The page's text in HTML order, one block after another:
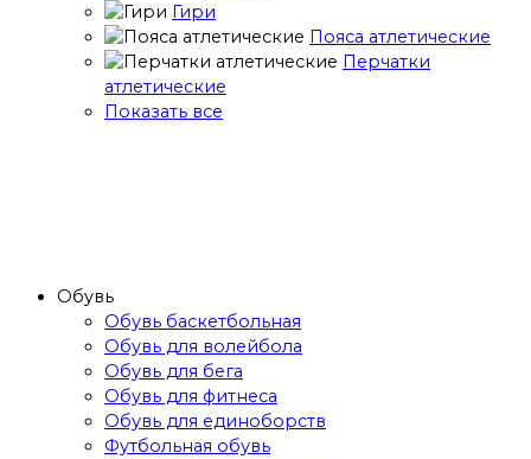
Гири
Пояса атлетические
Перчатки
атлетические
Показать все
Обувь
Обувь баскетбольная
Обувь для волейбола
Обувь для бега
Обувь для фитнеса
Обувь для единоборств
Футбольная обувь